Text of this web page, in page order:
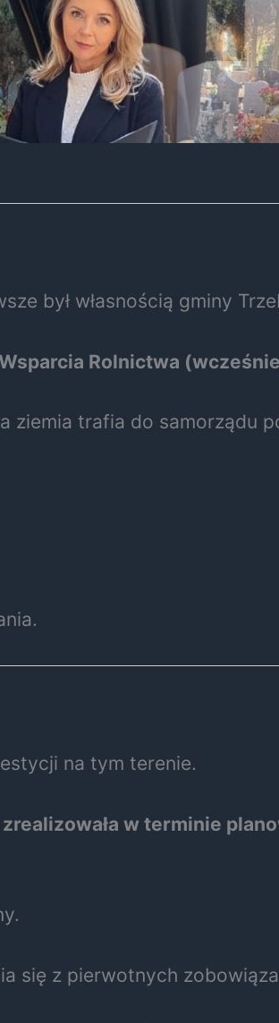
był własnością gminy
Rolnictwa
ziemia trafia do samorządu
na tym terenie.
w terminie
się z pierwotnych